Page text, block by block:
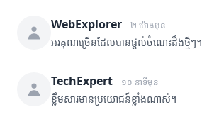
WebExplorer ២ ម៉ោងមុន
អរគុណច្រើនដែលបានផ្តល់ចំណេះដឹងថ្មីៗ។
TechExpert ១០ នាទីមុន
ខ្លឹមសារមានប្រយោជន៍ខ្លាំងណាស់។